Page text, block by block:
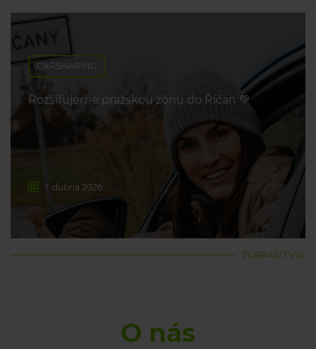
CARSHARING
Rozšiřujeme pražskou zónu do Říčan 💚
1. dubna 2026
ZOBRAZIT VŠE
O nás